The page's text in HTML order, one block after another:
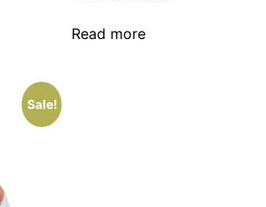
Read more
Sale!